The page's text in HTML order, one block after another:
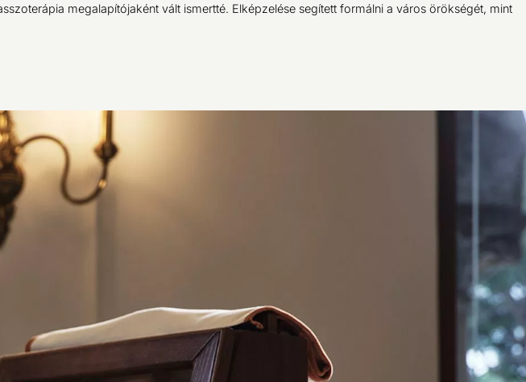
megalapítójaként vált ismertté. Elképzelése segített formálni a város örökségét, mint